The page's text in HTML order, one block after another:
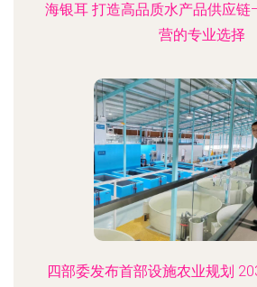
海银耳 打造高品质水产品供应
营的专业选择
四部委发布首部设施农业规划